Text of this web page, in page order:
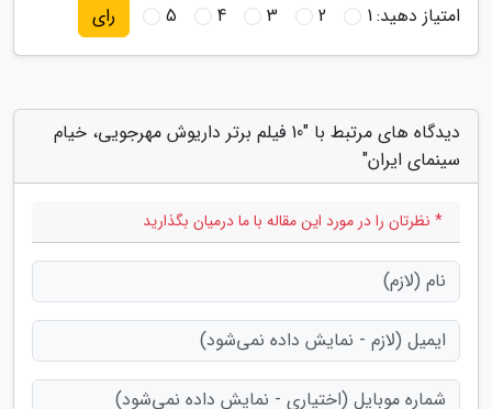
امتیاز دهید:1
2
3
4
5 رای
دیدگاه های مرتبط با "10 فیلم برتر داریوش مهرجویی، خیام
سینمای ایران"
* نظرتان را در مورد این مقاله با ما درمیان بگذارید